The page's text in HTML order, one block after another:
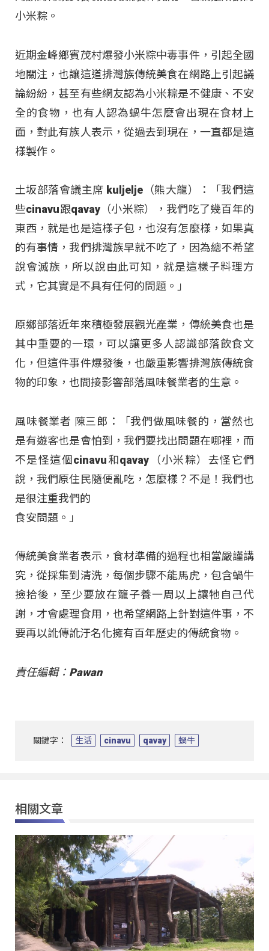
小米粽。
近期金峰鄉賓茂村爆發小米粽中毒事件，引起全國
地關注，也讓這道排灣族傳統美食在網路上引起議
論紛紛，甚至有些網友認為小米粽是不健康、不安
全的食物，也有人認為蝸牛怎麼會出現在食材上
面，對此有族人表示，從過去到現在，一直都是這
樣製作。
土坂部落會議主席 kuljelje（熊大龍）：「我們這
些cinavu跟qavay（小米粽），我們吃了幾百年的
東西，就是也是這樣子包，也沒有怎麼樣，如果真
的有事情，我們排灣族早就不吃了，因為總不希望
說會滅族，所以說由此可知，就是這樣子料理方
式，它其實是不具有任何的問題。」
原鄉部落近年來積極發展觀光產業，傳統美食也是
其中重要的一環，可以讓更多人認識部落飲食文
化，但這件事件爆發後，也嚴重影響排灣族傳統食
物的印象，也間接影響部落風味餐業者的生意。
風味餐業者 陳三郎：「我們做風味餐的，當然也
是有遊客也是會怕到，我們要找出問題在哪裡，而
不是怪這個cinavu和qavay（小米粽）去怪它們
說，我們原住民隨便亂吃，怎麼樣？不是！我們也
是很注重我們的
食安問題。」
傳統美食業者表示，食材準備的過程也相當嚴謹講
究，從採集到清洗，每個步驟不能馬虎，包含蝸牛
撿拾後，至少要放在籠子養一周以上讓牠自己代
謝，才會處理食用，也希望網路上針對這件事，不
要再以訛傳訛汙名化擁有百年歷史的傳統食物。
責任編輯：Pawan
關鍵字： 生活 cinavu qavay 蝸牛
相關文章